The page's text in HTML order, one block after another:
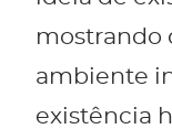
mostrando
ambiente
existência